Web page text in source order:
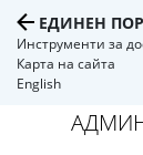
ЕДИНЕН
Инструменти за
Карта на сайта
English